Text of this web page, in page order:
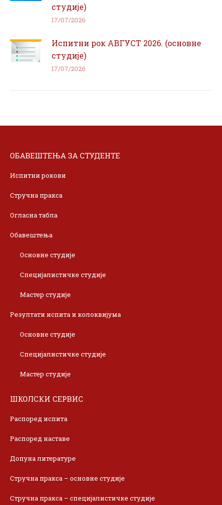
студије)
17/07/2026
Испитни рок АВГУСТ 2026. (основне
студије)
17/07/2026
ОБАВЕШТЕЊА ЗА СТУДЕНТЕ
Испитни рокови
Стручна пракса
Огласна табла
Обавештења
Основне студије
Специјалистичке студије
Мастер студије
Резултати испита и колоквијума
Основне студије
Специјалистичке студије
Мастер студије
ШКОЛСКИ СЕРВИС
Распоред испита
Распоред наставе
Допуна литературе
Стручна пракса – основне студије
Стручна пракса – специјалистичке студије